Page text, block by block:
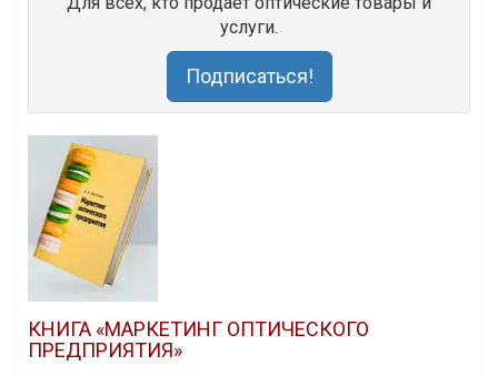
услуги.
Подписаться!
КНИГА «МАРКЕТИНГ ОПТИЧЕСКОГО
ПРЕДПРИЯТИЯ»